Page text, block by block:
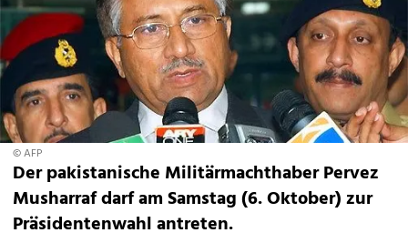
© AFP
Der pakistanische Militärmachthaber Pervez
Musharraf darf am Samstag (6. Oktober) zur
Präsidentenwahl antreten.